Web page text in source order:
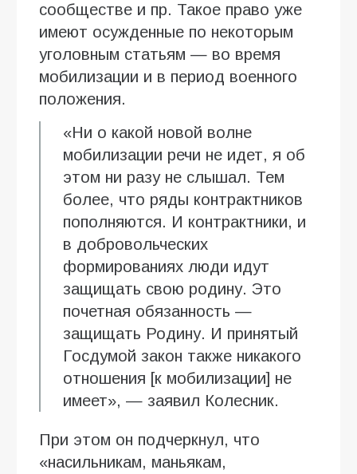
сообществе и пр. Такое право уже
имеют осужденные по некоторым
уголовным статьям — во время
мобилизации и в период военного
положения.
«Ни о какой новой волне
мобилизации речи не идет, я об
этом ни разу не слышал. Тем
более, что ряды контрактников
пополняются. И контрактники, и
в добровольческих
формированиях люди идут
защищать свою родину. Это
почетная обязанность —
защищать Родину. И принятый
Госдумой закон также никакого
отношения [к мобилизации] не
имеет», — заявил Колесник.
При этом он подчеркнул, что
«насильникам, маньякам,